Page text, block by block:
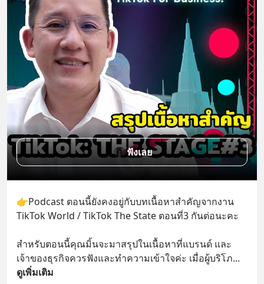
ฟังเลย
👉Podcast ตอนนี้ยังคงอยู่กับบทเนื้อหาสำคัญจากงาน
TikTok World / TikTok The State ตอนที่3 กันต่อนะคะ
สำหรับตอนนี้คุณมิ้นจะมาสรุปในเนื้อหาที่แบรนด์ และ
เจ้าของธุรกิจควรฟังและทำความเข้าใจค่ะ เมื่อผู้บริโภ...
ดูเพิ่มเติม